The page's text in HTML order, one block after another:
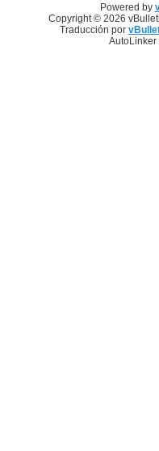
Powered by
Copyright © 2026
Traducción por
AutoLinker